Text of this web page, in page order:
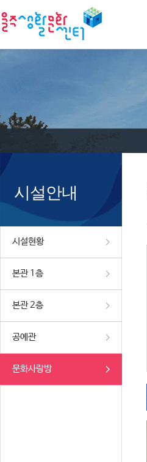
시설안내
시설현황
본관 1층
본관 2층
공예관
문화사랑방